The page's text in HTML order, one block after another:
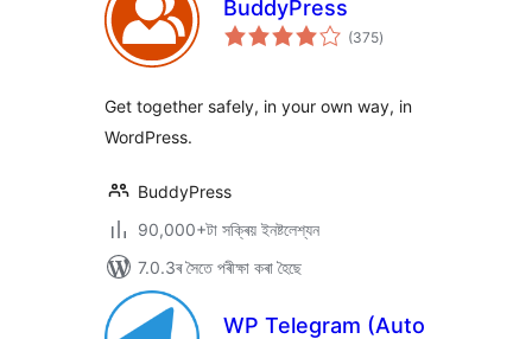
BuddyPress
(375টা
মুঠ)
Get together safely, in your own way, in
WordPress.
BuddyPress
90,000+টা সক্ৰিয় ইনষ্টলেশ্যন
7.0.3ৰ সৈতে পৰীক্ষা কৰা হৈছে
WP Telegram (Auto